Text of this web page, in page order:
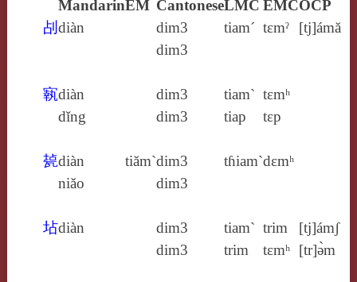
MandarinEM CantoneseLMC EMCOCP
㓠 diàn
dim3
dim3
tiam´ tɛmˀ [tj]ámă
㝪diàn
dǐng
dim3
dim3
tiam`
tiap
tɛmʰ
tɛp
㼭diàn
niǎo
tiăm`dim3
dim3
tɦiam`dɛmʰ
坫diàn
dim3
dim3
tiam`
trim
trim
tɛmʰ
[tj]ámʃ
[tr]ə̀m